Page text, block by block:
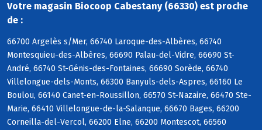
Votre magasin Biocoop Cabestany (66330) est proche
de :
66700 Argelès s/Mer, 66740 Laroque-des-Albères, 66740
Montesquieu-des-Albères, 66690 Palau-del-Vidre, 66690 St-
André, 66740 St-Génis-des-Fontaines, 66690 Sorède, 66740
Villelongue-dels-Monts, 66300 Banyuls-dels-Aspres, 66160 Le
Boulou, 66140 Canet-en-Roussillon, 66570 St-Nazaire, 66470 Ste-
Marie, 66410 Villelongue-de-la-Salanque, 66670 Bages, 66200
Corneilla-del-Vercol, 66200 Elne, 66200 Montescot, 66560